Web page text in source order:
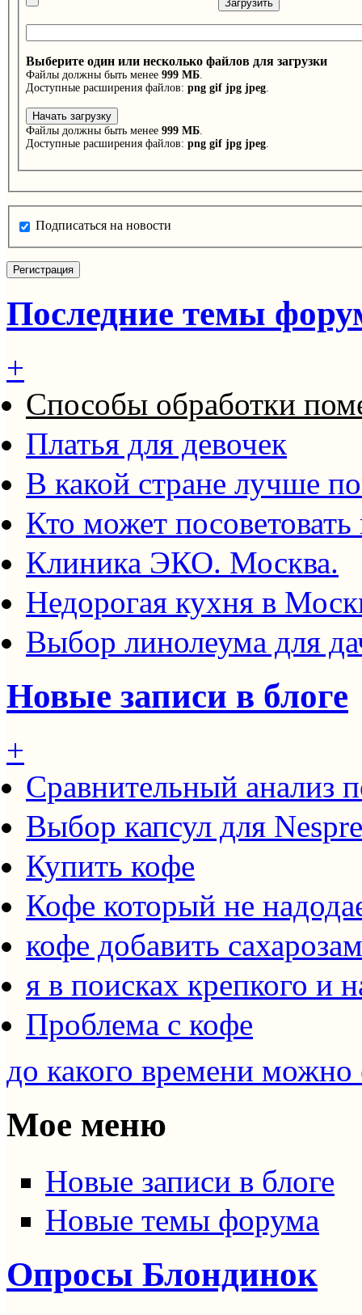
Выберите один или несколько файлов для загрузки
Файлы должны быть менее 999 МБ
Доступные расширения файлов: png gif jpg jpeg
Файлы должны быть менее 999 МБ
Доступные расширения файлов: png gif jpg jpeg
Подписаться на новости
Последние темы
+
Способы обработки
Платья для девочек
В какой стране лучше
Кто может
Клиника ЭКО. Москва.
Недорогая кухня в
Выбор линолеума для
Новые записи в блоге
+
Сравнительный анализ
Выбор капсул для
Купить кофе
Кофе который не
кофе добавить
я в поисках крепкого и
Проблема с кофе
до какого времени можно
Мое меню
Новые записи в блоге
Новые темы форума
Опросы Блондинок